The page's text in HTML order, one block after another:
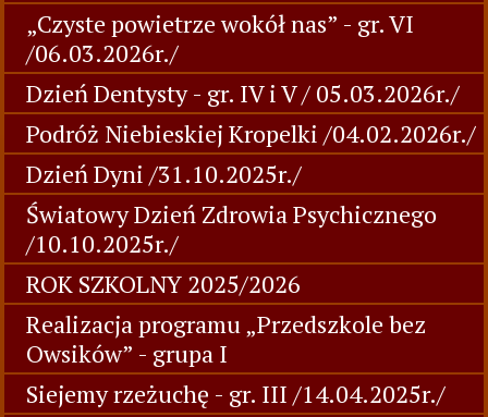
„Czyste powietrze wokół nas” - gr. VI
/06.03.2026r./
Dzień Dentysty - gr. IV i V / 05.03.2026r./
Podróż Niebieskiej Kropelki /04.02.2026r./
Dzień Dyni /31.10.2025r./
Światowy Dzień Zdrowia Psychicznego
/10.10.2025r./
ROK SZKOLNY 2025/2026
Realizacja programu „Przedszkole bez
Owsików” - grupa I
Siejemy rzeżuchę - gr. III /14.04.2025r./